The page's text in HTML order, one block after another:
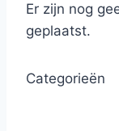
Er zijn nog
geplaatst.
Categorieën